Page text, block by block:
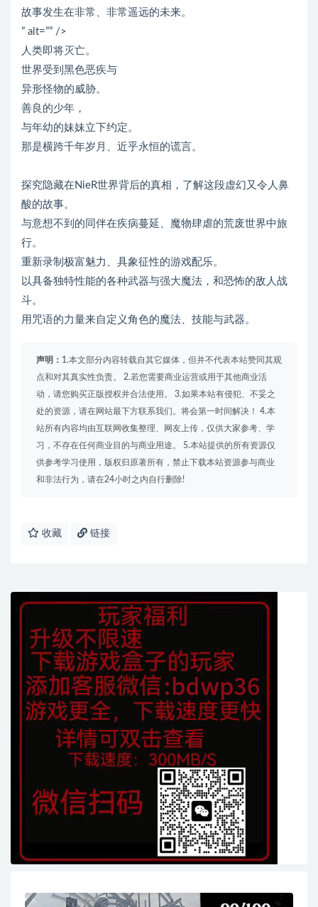
故事发生在非常、非常遥远的未来。
” alt=”” />
人类即将灭亡。
世界受到黑色恶疾与
异形怪物的威胁。
善良的少年，
与年幼的妹妹立下约定。
那是横跨千年岁月、近乎永恒的谎言。
探究隐藏在NieR世界背后的真相，了解这段虚幻又令人鼻
酸的故事。
与意想不到的同伴在疾病蔓延、魔物肆虐的荒废世界中旅
行。
重新录制极富魅力、具象征性的游戏配乐。
以具备独特性能的各种武器与强大魔法，和恐怖的敌人战
斗。
用咒语的力量来自定义角色的魔法、技能与武器。
声明： 1.本文部分内容转载自其它媒体，但并不代表本站赞同其观
点和对其真实性负责。 2.若您需要商业运营或用于其他商业活
动，请您购买正版授权并合法使用。 3.如果本站有侵犯、不妥之
处的资源，请在网站最下方联系我们。将会第一时间解决！ 4.本
站所有内容均由互联网收集整理、网友上传，仅供大家参考、学
习，不存在任何商业目的与商业用途。 5.本站提供的所有资源仅
供参考学习使用，版权归原著所有，禁止下载本站资源参与商业
和非法行为，请在24小时之内自行删除!
收藏 链接